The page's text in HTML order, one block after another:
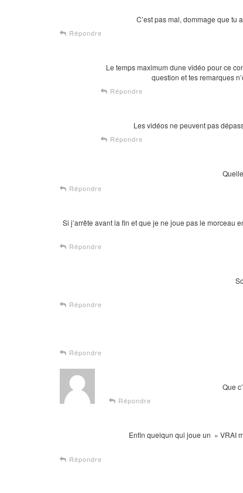
C’est pas mal, dommage que tu
Répondre
Le temps maximum dune vidéo pour ce
question et tes remarques
Répondre
Les vidéos ne peuvent pas
Répondre
Répondre
Si j’arrête avant la fin et que je ne joue pas le morceau
Répondre
Répondre
Répondre
Que
Répondre
Enfin quelqun qui joue un » VRAI
Répondre